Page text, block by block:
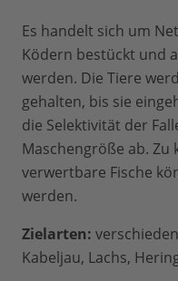
Es handelt sich um
Ködern bestückt und
werden. Die Tiere
gehalten, bis sie
die Selektivität der
Maschengröße ab. Zu
verwertbare Fische
werden.
Zielarten:
Kabeljau, Lachs,